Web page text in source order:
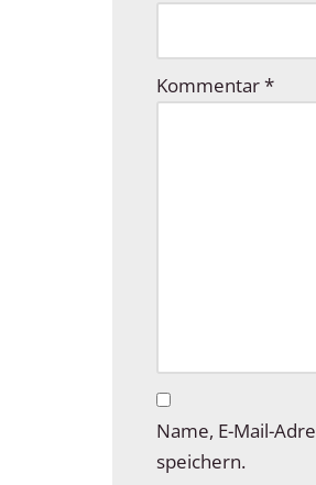
Kommentar*
Name, E-Mail-
speichern.